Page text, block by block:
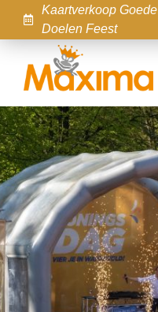
Kaartverkoop Goede
Doelen Feest